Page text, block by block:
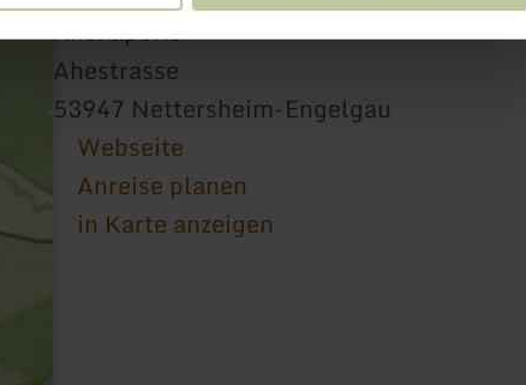
Ahekapelle
Ahestrasse
53947 Nettersheim-Engelgau
Webseite
Anreise planen
in Karte anzeigen